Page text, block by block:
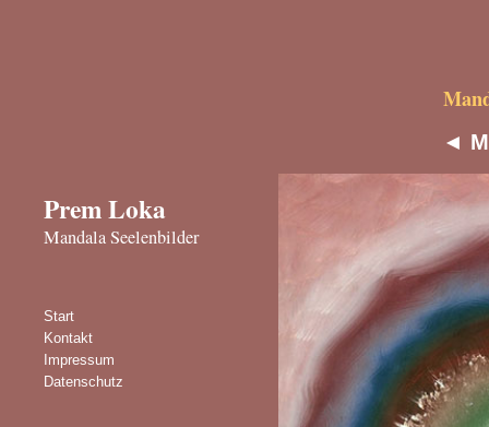
Prem Loka
Mandala Seelenbilder
Start
Kontakt
Impressum
Datenschutz
◄